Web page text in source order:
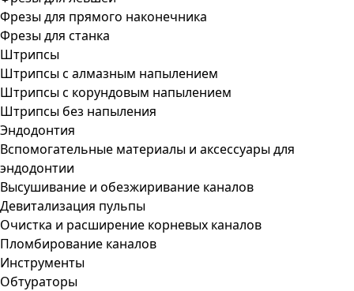
Фрезы для прямого наконечника
Фрезы для станка
Штрипсы
Штрипсы c алмазным напылением
Штрипсы c корундовым напылением
Штрипсы без напыления
Эндодонтия
Вспомогательные материалы и аксессуары для
эндодонтии
Высушивание и обезжиривание каналов
Девитализация пульпы
Очистка и расширение корневых каналов
Пломбирование каналов
Инструменты
Обтураторы